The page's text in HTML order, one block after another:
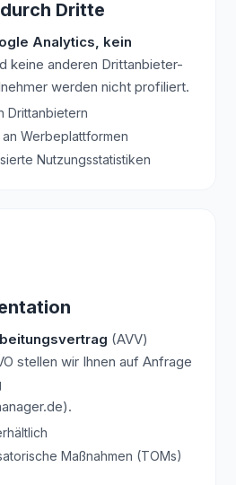
Dritte
Analytics, kein
keine anderen Drittanbieter-
werden nicht profiliert.
Drittanbietern
Werbeplattformen
Nutzungsstatistiken
(AVV)
stellen wir Ihnen auf Anfrage
Maßnahmen (TOMs)